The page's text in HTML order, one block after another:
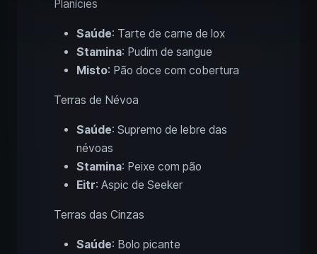
Planícies
Saúde: Tarte de carne de lox
Stamina: Pudim de sangue
Misto: Pão doce com cobertura
Terras de Névoa
Saúde: Supremo de lebre das
névoas
Stamina: Peixe com pão
Eitr: Aspic de Seeker
Terras das Cinzas
Saúde: Bolo picante